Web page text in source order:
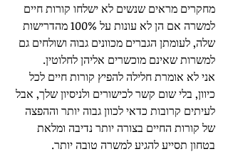
מחקרים מראים שנשים לא ישלחו קורות חיים
למשרה אם הן לא עונות על 100% מהדרישות
שלה, לעומתן הגברים מכוונים גבוה ושולחים גם
למשרות שאינם מוכשרים אליהן לחלוטין.
אני לא אומרת חלילה להפיץ קורות חיים לכל
כיוון, בלי שום קשר לכישורים ולניסיון שלך, אבל
לעיתים קרובות כדאי לכוון גבוה יותר וההפצה
של קורות החיים בצורה יותר נדיבה ומלאת
בטחון תסייע להגיע למשרה טובה יותר.